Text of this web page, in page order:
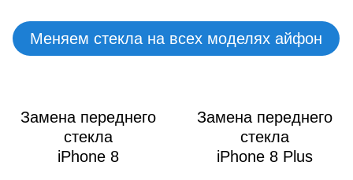
Меняем стекла на всех моделях айфон
Замена переднего
стекла
iPhone 8
Замена переднего
стекла
iPhone 8 Plus